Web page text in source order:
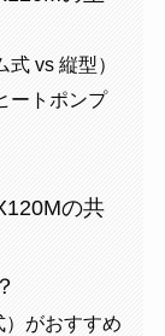
vs 縦型）
ートポンプ
の共
がおすすめ